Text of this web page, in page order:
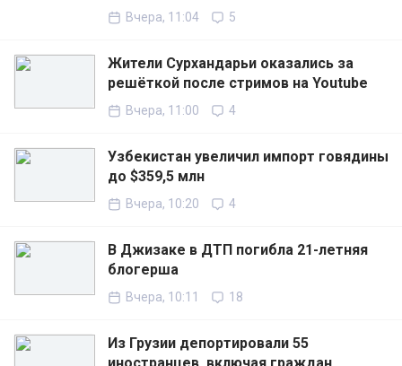
Вчера, 11:04 5
Жители Сурхандарьи оказались за
решёткой после стримов на Youtube
Вчера, 11:00 4
Узбекистан увеличил импорт говядины
до $359,5 млн
Вчера, 10:20 4
В Джизаке в ДТП погибла 21-летняя
блогерша
Вчера, 10:11 18
Из Грузии депортировали 55